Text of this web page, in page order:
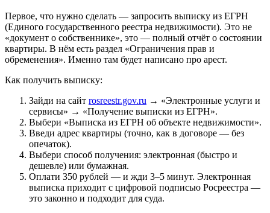
Первое, что нужно сделать — запросить выписку из ЕГРН
(Единого государственного реестра недвижимости). Это не
«документ о собственнике», это — полный отчёт о состоянии
квартиры. В нём есть раздел «Ограничения прав и
обременения». Именно там будет написано про арест.
Как получить выписку:
Зайди на сайт rosreestr.gov.ru → «Электронные услуги и
сервисы» → «Получение выписки из ЕГРН».
Выбери «Выписка из ЕГРН об объекте недвижимости».
Введи адрес квартиры (точно, как в договоре — без
опечаток).
Выбери способ получения: электронная (быстро и
дешевле) или бумажная.
Оплати 350 рублей — и жди 3–5 минут. Электронная
выписка приходит с цифровой подписью Росреестра —
это законно и подходит для суда.